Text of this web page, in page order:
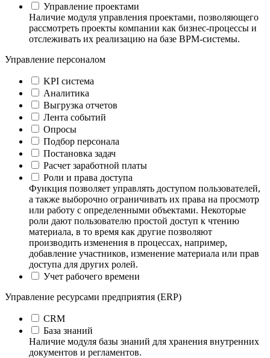
Управление проектами
Наличие модуля управления проектами, позволяющего
рассмотреть проекты компании как бизнес-процессы и
отслеживать их реализацию на базе BPM-системы.
Управление персоналом
KPI система
Аналитика
Выгрузка отчетов
Лента событий
Опросы
Подбор персонала
Постановка задач
Расчет заработной платы
Роли и права доступа
Функция позволяет управлять доступом пользователей,
а также выборочно ограничивать их права на просмотр
или работу с определенными объектами. Некоторые
роли дают пользователю простой доступ к чтению
материала, в то время как другие позволяют
производить изменения в процессах, например,
добавление участников, изменение материала или прав
доступа для других ролей.
Учет рабочего времени
Управление ресурсами предприятия (ERP)
CRM
База знаний
Наличие модуля базы знаний для хранения внутренних
документов и регламентов.